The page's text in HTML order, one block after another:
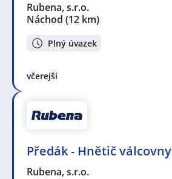
Rubena, s.r.o.
Náchod (12 km)
Plný úvazek
včerejší
Předák - Hnětič válcovny
Rubena, s.r.o.